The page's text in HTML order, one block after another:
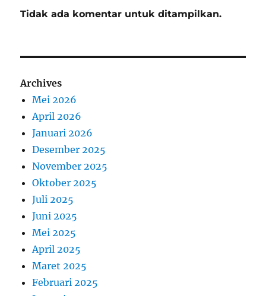
Tidak ada komentar untuk ditampilkan.
Archives
Mei 2026
April 2026
Januari 2026
Desember 2025
November 2025
Oktober 2025
Juli 2025
Juni 2025
Mei 2025
April 2025
Maret 2025
Februari 2025